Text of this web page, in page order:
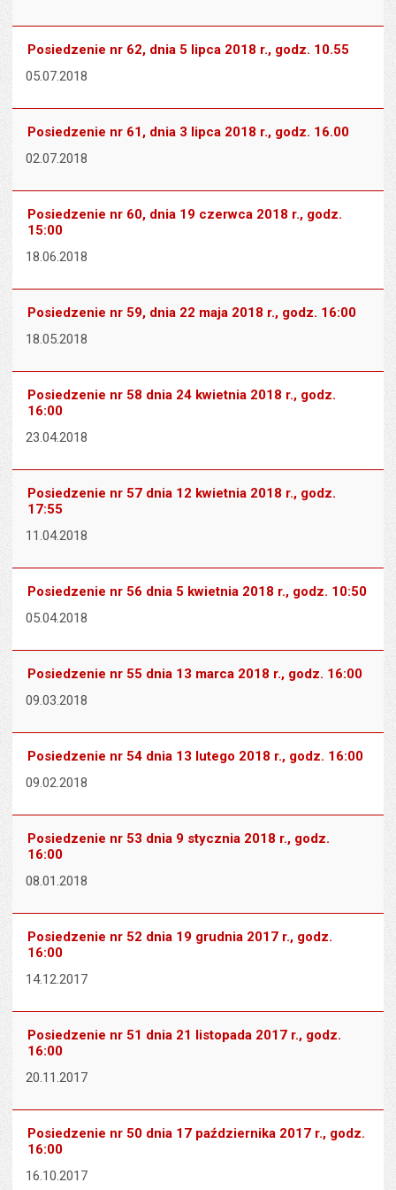
Posiedzenie nr 62, dnia 5 lipca 2018 r., godz. 10.55
05.07.2018
Posiedzenie nr 61, dnia 3 lipca 2018 r., godz. 16.00
02.07.2018
Posiedzenie nr 60, dnia 19 czerwca 2018 r., godz.
15:00
18.06.2018
Posiedzenie nr 59, dnia 22 maja 2018 r., godz. 16:00
18.05.2018
Posiedzenie nr 58 dnia 24 kwietnia 2018 r., godz.
16:00
23.04.2018
Posiedzenie nr 57 dnia 12 kwietnia 2018 r., godz.
17:55
11.04.2018
Posiedzenie nr 56 dnia 5 kwietnia 2018 r., godz. 10:50
05.04.2018
Posiedzenie nr 55 dnia 13 marca 2018 r., godz. 16:00
09.03.2018
Posiedzenie nr 54 dnia 13 lutego 2018 r., godz. 16:00
09.02.2018
Posiedzenie nr 53 dnia 9 stycznia 2018 r., godz.
16:00
08.01.2018
Posiedzenie nr 52 dnia 19 grudnia 2017 r., godz.
16:00
14.12.2017
Posiedzenie nr 51 dnia 21 listopada 2017 r., godz.
16:00
20.11.2017
Posiedzenie nr 50 dnia 17 października 2017 r., godz.
16:00
16.10.2017